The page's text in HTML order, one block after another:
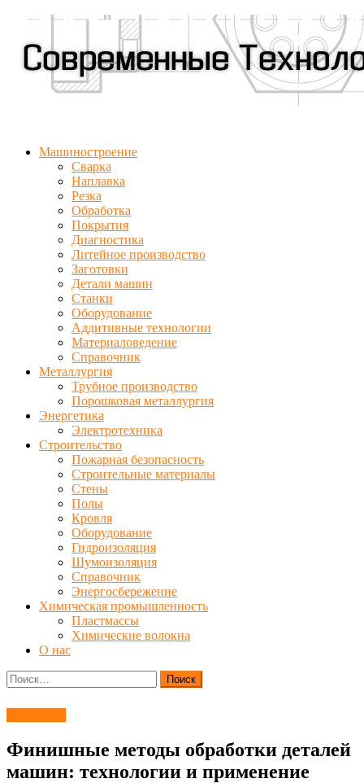
Машиностроение
Сварка
Наплавка
Резка
Обработка
Покрытия
Диагностика
Литейное производство
Заготовки
Детали машин
Станки
Оборудование
Аддитивные технологии
Материаловедение
Справочник
Металлургия
Трубное производство
Порошковая металлургия
Энергетика
Электротехника
Строительство
Пожарная безопасность
Строительные материалы
Стены
Полы
Кровля
Оборудование
Гидроизоляция
Шумоизоляция
Справочник
Энергосбережение
Химическая промышленность
Пластмассы
Химические волокна
О нас
Найти:
Финишные методы обработки деталей
машин: технологии и применение